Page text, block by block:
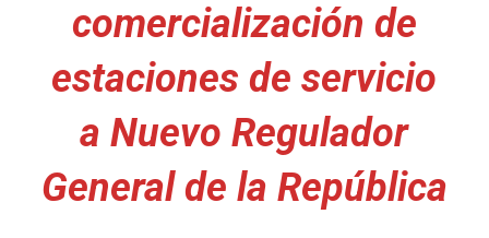
comercialización de
estaciones de servicio
a Nuevo Regulador
General de la República